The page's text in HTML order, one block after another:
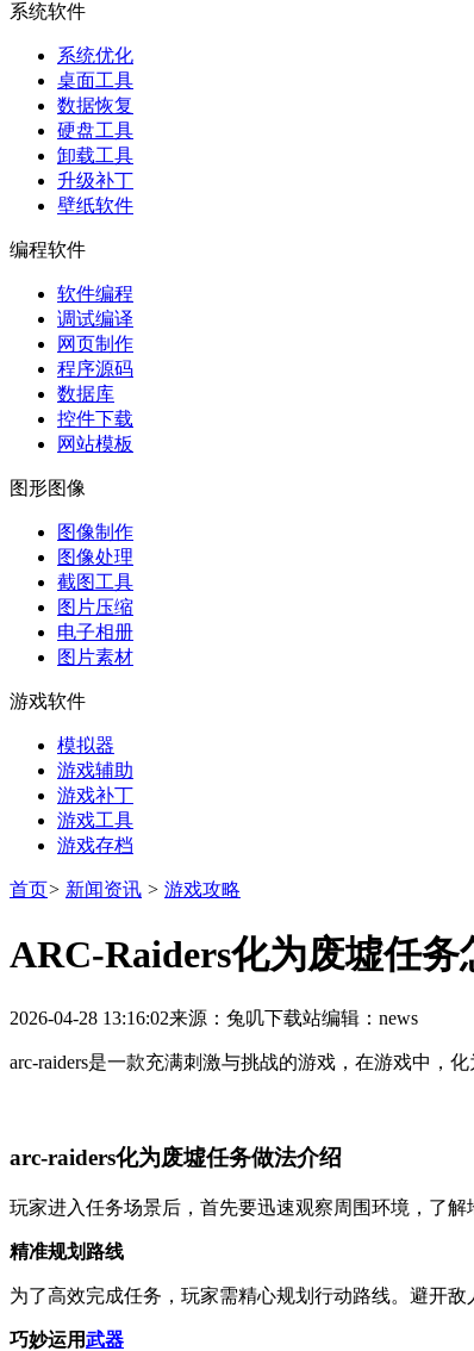
系统软件
系统优化
桌面工具
数据恢复
硬盘工具
卸载工具
升级补丁
壁纸软件
编程软件
软件编程
调试编译
网页制作
程序源码
数据库
控件下载
网站模板
图形图像
图像制作
图像处理
截图工具
图片压缩
电子相册
图片素材
游戏软件
模拟器
游戏辅助
游戏补丁
游戏工具
游戏存档
首页> 新闻资讯 > 游戏攻略
ARC-Raiders化为废墟任务
2026-04-28 13:16:02来源：兔叽下载站编辑：news
arc-raiders是一款充满刺激与挑战的游戏，在游戏中，
arc-raiders化为废墟任务做法介绍
玩家进入任务场景后，首先要迅速观察周围环境，了
精准规划路线
为了高效完成任务，玩家需精心规划行动路线。避开
巧妙运用武器